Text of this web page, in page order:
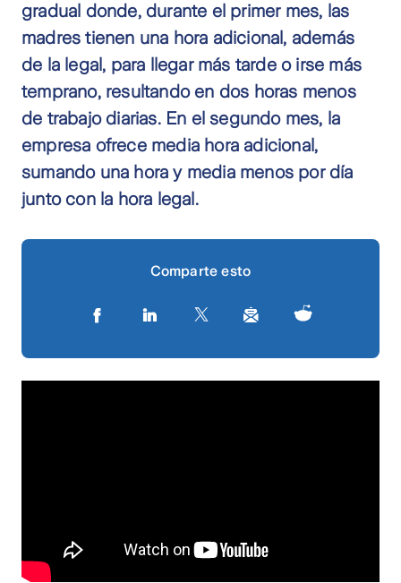
gradual donde, durante el primer mes, las
madres tienen una hora adicional, además
de la legal, para llegar más tarde o irse más
temprano, resultando en dos horas menos
de trabajo diarias. En el segundo mes, la
empresa ofrece media hora adicional,
sumando una hora y media menos por día
junto con la hora legal.
Comparte esto